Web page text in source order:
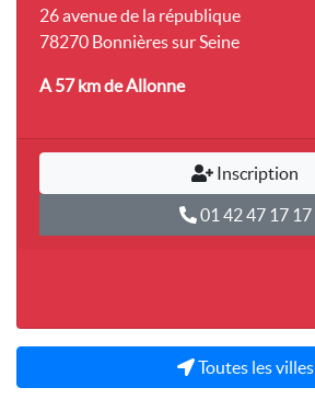
26 avenue de la république
78270 Bonnières sur Seine
A 57 kmde Allonne
Inscription
01 42 47 17 17
Toutes les villes